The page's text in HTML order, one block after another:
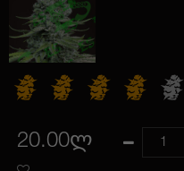
20.00ლ